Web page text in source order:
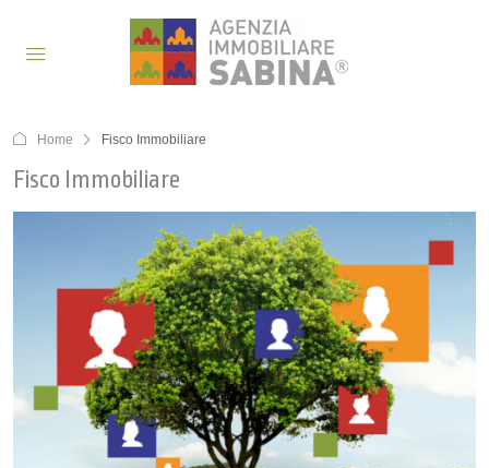
Home Fisco Immobiliare
Fisco Immobiliare